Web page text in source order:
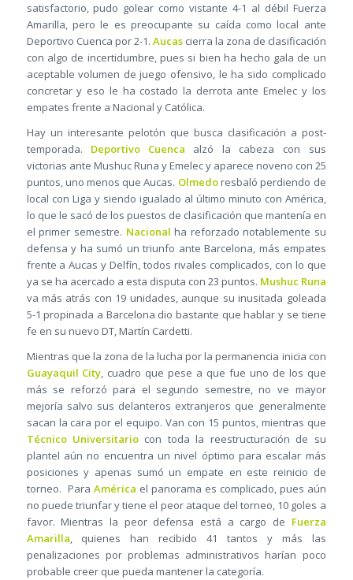
satisfactorio, pudo golear como vistante 4-1 al débil Fuerza
Amarilla, pero le es preocupante su caída como local ante
Deportivo Cuenca por 2-1. Aucascierra la zona de clasificación
con algo de incertidumbre, pues si bien ha hecho gala de un
aceptable volumen de juego ofensivo, le ha sido complicado
concretar y eso le ha costado la derrota ante Emelec y los
empates frente a Nacional y Católica.
Hay un interesante pelotón que busca clasificación a post-
temporada. Deportivo Cuenca alzó la cabeza con sus
victorias ante Mushuc Runa y Emelec y aparece noveno con 25
puntos, uno menos que Aucas. Olmedoresbaló perdiendo de
local con Liga y siendo igualado al último minuto con América,
lo que le sacó de los puestos de clasificación que mantenía en
el primer semestre. Nacional ha reforzado notablemente su
defensa y ha sumó un triunfo ante Barcelona, más empates
frente a Aucas y Delfín, todos rivales complicados, con lo que
ya se ha acercado a esta disputa con 23 puntos. Mushuc Runa
va más atrás con 19 unidades, aunque su inusitada goleada
5-1 propinada a Barcelona dio bastante que hablar y se tiene
fe en su nuevo DT, Martín Cardetti.
Mientras que la zona de la lucha por la permanencia inicia con
Guayaquil City, cuadro que pese a que fue uno de los que
más se reforzó para el segundo semestre, no ve mayor
mejoría salvo sus delanteros extranjeros que generalmente
sacan la cara por el equipo. Van con 15 puntos, mientras que
Técnico Universitariocon toda la reestructuración de su
plantel aún no encuentra un nivel óptimo para escalar más
posiciones y apenas sumó un empate en este reinicio de
torneo. Para América el panorama es complicado, pues aún
no puede triunfar y tiene el peor ataque del torneo, 10 goles a
favor. Mientras la peor defensa está a cargo de Fuerza
Amarilla, quienes han recibido 41 tantos y más las
penalizaciones por problemas administrativos harían poco
probable creer que pueda mantener la categoría.